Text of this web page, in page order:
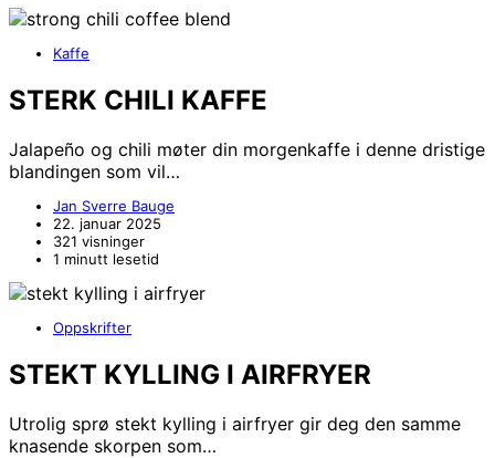
Kaffe
STERK CHILI KAFFE
Jalapeño og chili møter din morgenkaffe i denne dristige
blandingen som vil…
Jan Sverre Bauge
22. januar 2025
321 visninger
1 minutt lesetid
Oppskrifter
STEKT KYLLING I AIRFRYER
Utrolig sprø stekt kylling i airfryer gir deg den samme
knasende skorpen som…